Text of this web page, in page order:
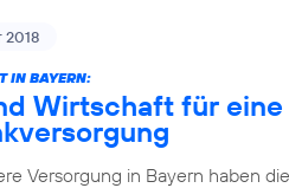
2018
IN BAYERN:
Wirtschaft für eine
Versorgung in Bayern haben